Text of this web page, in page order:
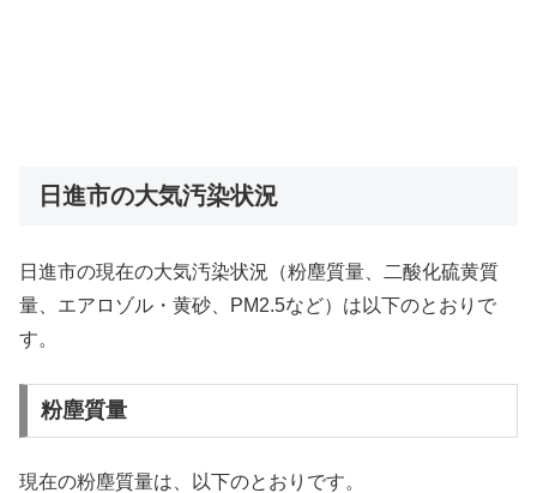
日進市の大気汚染状況
日進市の現在の大気汚染状況（粉塵質量、二酸化硫黄質
量、エアロゾル・黄砂、PM2.5など）は以下のとおりで
す。
粉塵質量
現在の粉塵質量は、以下のとおりです。